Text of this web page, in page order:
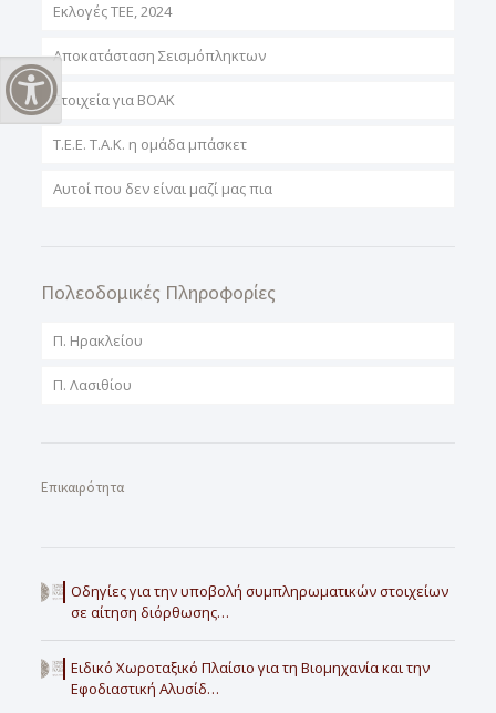
Εναλλαγή Υψηλής Αντίθεσης
Εκλογές ΤΕΕ, 2024
Αποκατάσταση Σεισμόπληκτων
Στοιχεία για ΒΟΑΚ
T.E.E. T.A.K. η ομάδα μπάσκετ
Αυτοί που δεν είναι μαζί μας πια
Πολεοδομικές Πληροφορίες
Π. Ηρακλείου
Π. Λασιθίου
Επικαιρότητα
Οδηγίες για την υποβολή συμπληρωματικών στοιχείων
σε αίτηση διόρθωσης…
Ειδικό Χωροταξικό Πλαίσιο για τη Βιομηχανία και την
Εφοδιαστική Αλυσίδ…